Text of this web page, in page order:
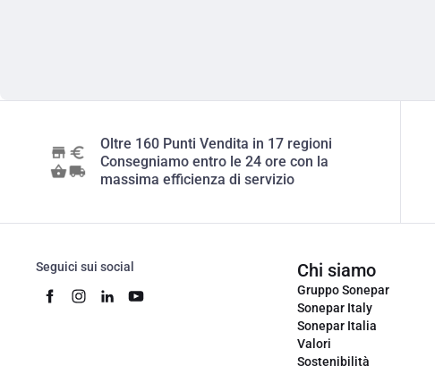
Oltre 160 Punti Vendita in 17 regioni
Consegniamo entro le 24 ore con la
massima efficienza di servizio
Seguici sui social Chi siamo
Gruppo Sonepar
Sonepar Italy
Sonepar Italia
Valori
Sostenibilità